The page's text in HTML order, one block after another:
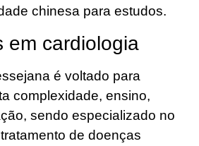
chinesa para estudos.
em cardiologia
é voltado para
complexidade, ensino,
sendo especializado no
de doenças